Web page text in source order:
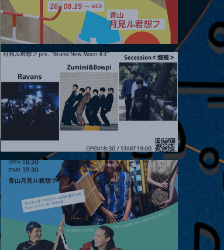
2026.08.19 |【観覧】JUST RIGHT!! vol.27
2026.08.20 |【観覧】月見ル君想フpre. “Brand New Moon #3”